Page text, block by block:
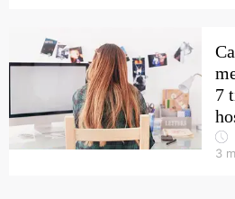
7
3